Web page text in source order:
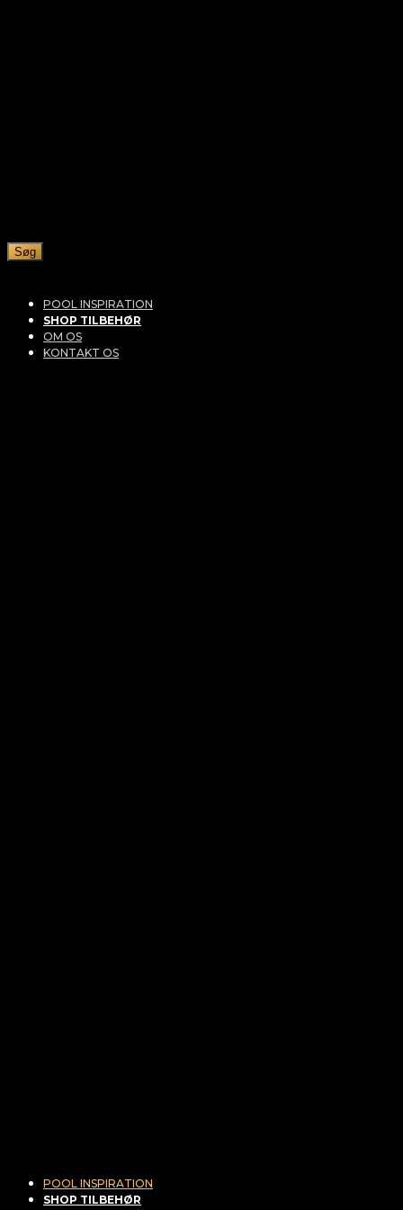
Søg
POOL INSPIRATION
SHOP TILBEHØR
OM OS
KONTAKT OS
POOL INSPIRATION
SHOP TILBEHØR